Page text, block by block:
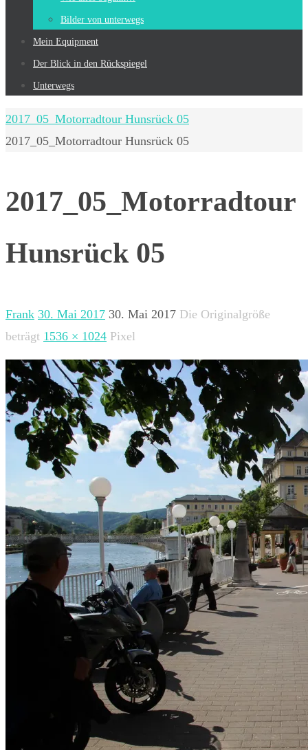
Bilder von unterwegs
Mein Equip­ment
Der Blick in den Rückspiegel
Unterwegs
Start
2017_05_Motorradtour Hunsrück 05
2017_05_Motorradtour Hunsrück 05
2017_05_Motorradtour
Hunsrück 05
Frank 30. Mai 2017 30. Mai 2017 Die Originalgröße
beträgt 1536 × 1024 Pixel